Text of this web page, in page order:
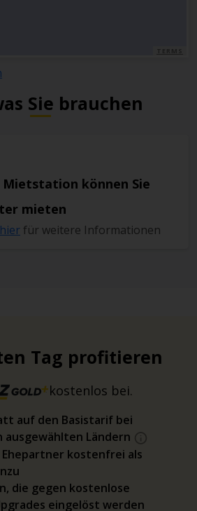
Sie brauchen
Mietstation können Sie
mieten
für weitere Informationen
Tag profitieren
kostenlos bei.
auf den Basistarif bei
ausgewählten Ländern
Ehepartner kostenfrei als
die gegen kostenlose
eingelöst werden